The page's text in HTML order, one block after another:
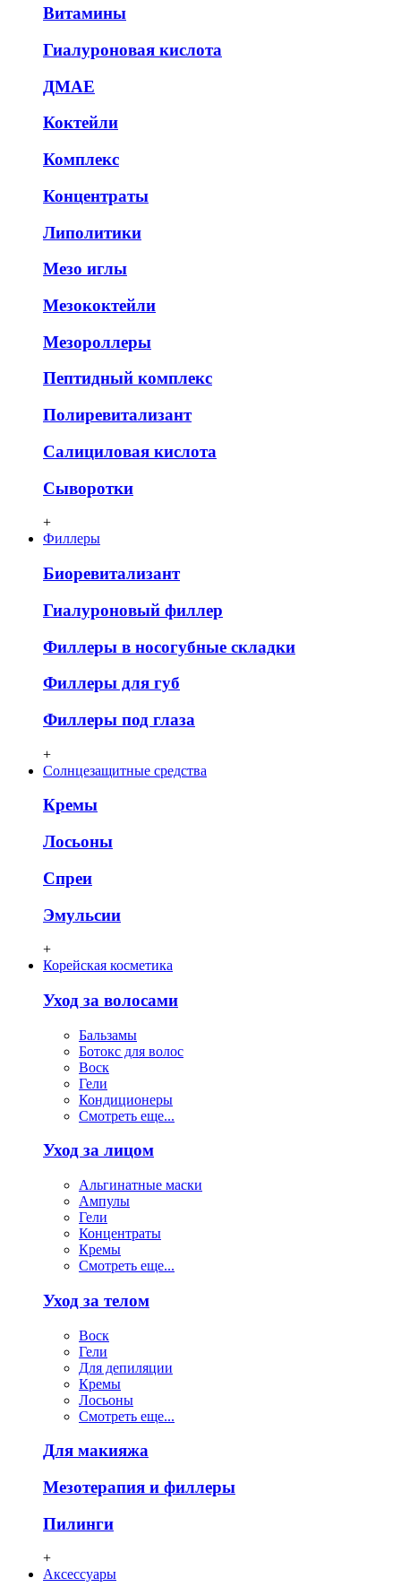
Витамины
Гиалуроновая кислота
ДМАЕ
Коктейли
Комплекс
Концентраты
Липолитики
Мезо иглы
Мезококтейли
Мезороллеры
Пептидный комплекс
Полиревитализант
Салициловая кислота
Сыворотки
+
Филлеры
Биоревитализант
Гиалуроновый филлер
Филлеры в носогубные складки
Филлеры для губ
Филлеры под глаза
+
Солнцезащитные средства
Кремы
Лосьоны
Спреи
Эмульсии
+
Корейская косметика
Уход за волосами
Бальзамы
Ботокс для волос
Воск
Гели
Кондиционеры
Смотреть еще...
Уход за лицом
Альгинатные маски
Ампулы
Гели
Концентраты
Кремы
Смотреть еще...
Уход за телом
Воск
Гели
Для депиляции
Кремы
Лосьоны
Смотреть еще...
Для макияжа
Мезотерапия и филлеры
Пилинги
+
Аксессуары